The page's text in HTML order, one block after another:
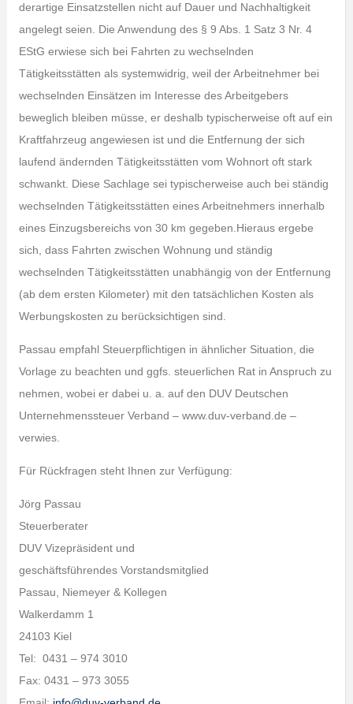
derartige Einsatzstellen nicht auf Dauer und Nachhaltigkeit
angelegt seien. Die Anwendung des § 9 Abs. 1 Satz 3 Nr. 4
EStG erwiese sich bei Fahrten zu wechselnden
Tätigkeitsstätten als systemwidrig, weil der Arbeitnehmer bei
wechselnden Einsätzen im Interesse des Arbeitgebers
beweglich bleiben müsse, er deshalb typischerweise oft auf ein
Kraftfahrzeug angewiesen ist und die Entfernung der sich
laufend ändernden Tätigkeitsstätten vom Wohnort oft stark
schwankt. Diese Sachlage sei typischerweise auch bei ständig
wechselnden Tätigkeitsstätten eines Arbeitnehmers innerhalb
eines Einzugsbereichs von 30 km gegeben.Hieraus ergebe
sich, dass Fahrten zwischen Wohnung und ständig
wechselnden Tätigkeitsstätten unabhängig von der Entfernung
(ab dem ersten Kilometer) mit den tatsächlichen Kosten als
Werbungskosten zu berücksichtigen sind.
Passau empfahl Steuerpflichtigen in ähnlicher Situation, die
Vorlage zu beachten und ggfs. steuerlichen Rat in Anspruch zu
nehmen, wobei er dabei u. a. auf den DUV Deutschen
Unternehmenssteuer Verband – www.duv-verband.de –
verwies.
Für Rückfragen steht Ihnen zur Verfügung:
Jörg Passau
Steuerberater
DUV Vizepräsident und
geschäftsführendes Vorstandsmitglied
Passau, Niemeyer & Kollegen
Walkerdamm 1
24103 Kiel
Tel: 0431 – 974 3010
Fax: 0431 – 973 3055